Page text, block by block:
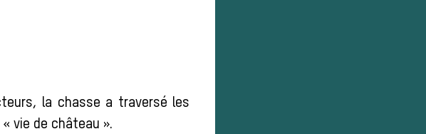
la chasse a traversé les
vie de château ».